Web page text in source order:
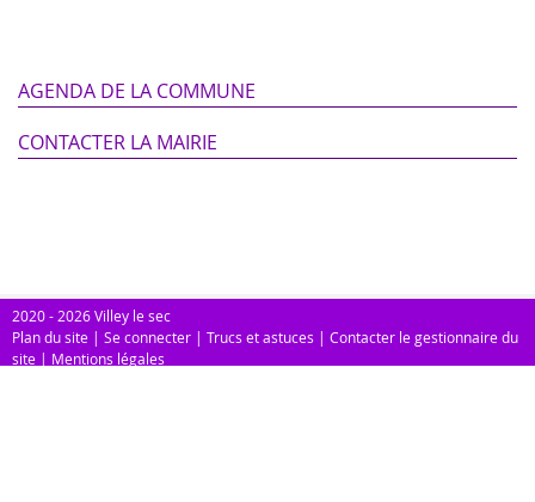
AGENDA DE LA COMMUNE
CONTACTER LA MAIRIE
2020 - 2026 Villey le sec
Plan du site | Se connecter | Trucs et astuces | Contacter le gestionnaire du
site | Mentions légales